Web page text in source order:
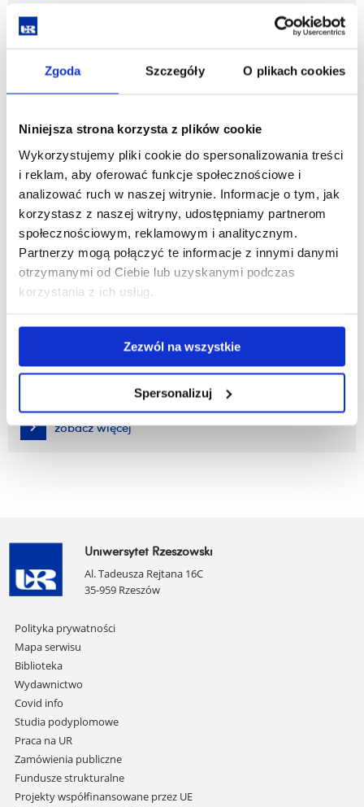
Zgoda Szczegóły O plikach cookies
Niniejsza strona korzysta z plików cookie
Wykorzystujemy pliki cookie do spersonalizowania treści
i reklam, aby oferować funkcje społecznościowe i
analizować ruch w naszej witrynie. Informacje o tym, jak
korzystasz z naszej witryny, udostępniamy partnerom
społecznościowym, reklamowym i analitycznym.
Partnerzy mogą połączyć te informacje z innymi danymi
otrzymanymi od Ciebie lub uzyskanymi podczas
korzystania z ich usług.
Zezwól na wszystkie
Spersonalizuj
Absolwenci 2021/2022
zobacz więcej
Absolwenci 2023/2024
Absolwenci 2024/2025
zobacz więcej
Uniwersytet Rzeszowski
Al. Tadeusza Rejtana 16C
35-959 Rzeszów
Pomiń
nawigację
i
przejdź
do
treści
Polityka prywatności
Mapa serwisu
Biblioteka
Wydawnictwo
Covid info
Studia podyplomowe
Praca na UR
Zamówienia publiczne
Fundusze strukturalne
Projekty współfinansowane przez UE